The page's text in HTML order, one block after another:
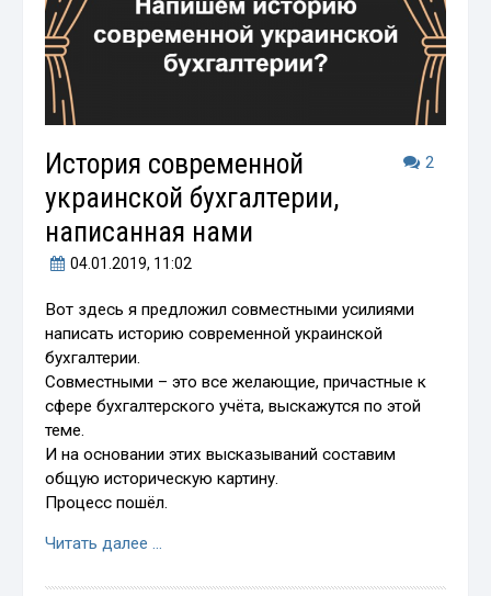
2
История современной
украинской бухгалтерии,
написанная нами
04.01.2019, 11:02
Вот здесь я предложил совместными усилиями
написать историю современной украинской
бухгалтерии.
Совместными – это все желающие, причастные к
сфере бухгалтерского учёта, выскажутся по этой
теме.
И на основании этих высказываний составим
общую историческую картину.
Процесс пошёл.
Читать далее …